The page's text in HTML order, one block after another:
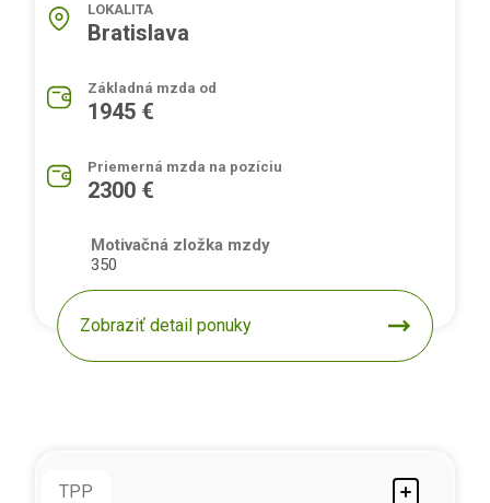
LOKALITA
Bratislava
Základná mzda od
1945 €
Priemerná mzda na pozíciu
2300 €
Motivačná zložka mzdy
350
Zobraziť detail ponuky
TPP